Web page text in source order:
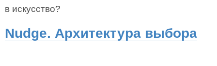
в искусство?
Nudge. Архитектура выбора